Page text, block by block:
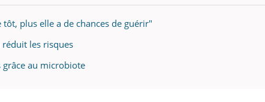
plus elle a de chances de guérir"
les risques
au microbiote
Youtube
Eczéma Chronique des Mains : se
pour l’été !
arrive… et avec lui, un tout nouveau